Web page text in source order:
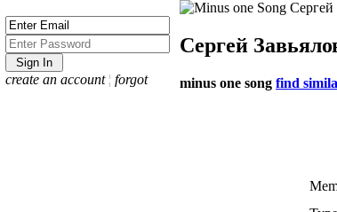
create an account ¦ forgot
Сергей
minus one song find